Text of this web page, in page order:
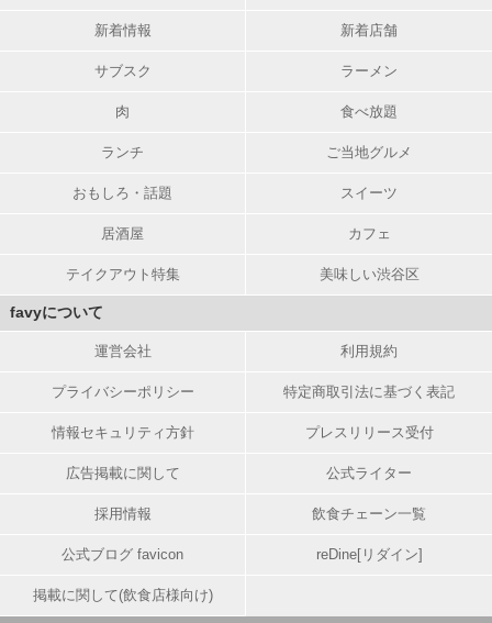
新着情報 新着店舗
サブスク ラーメン
肉 食べ放題
ランチ ご当地グルメ
おもしろ・話題 スイーツ
居酒屋 カフェ
テイクアウト特集 美味しい渋谷区
favyについて
運営会社 利用規約
プライバシーポリシー 特定商取引法に基づく表記
情報セキュリティ方針 プレスリリース受付
広告掲載に関して 公式ライター
採用情報 飲食チェーン一覧
公式ブログ favicon reDine[リダイン]
掲載に関して(飲食店様向け)